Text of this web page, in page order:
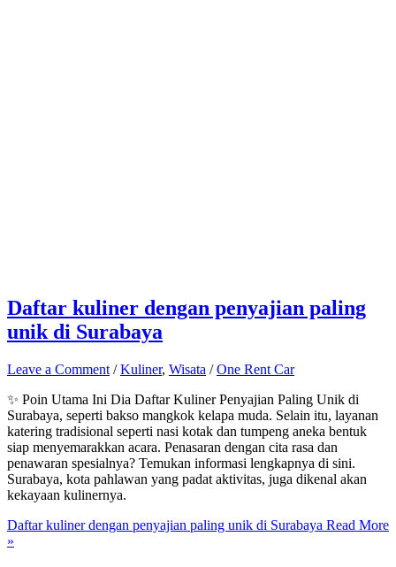
Daftar kuliner dengan penyajian paling
unik di Surabaya
Leave a Comment /Kuliner, Wisata /One Rent Car
✨ Poin Utama Ini Dia Daftar Kuliner Penyajian Paling Unik di
Surabaya, seperti bakso mangkok kelapa muda. Selain itu, layanan
katering tradisional seperti nasi kotak dan tumpeng aneka bentuk
siap menyemarakkan acara. Penasaran dengan cita rasa dan
penawaran spesialnya? Temukan informasi lengkapnya di sini.
Surabaya, kota pahlawan yang padat aktivitas, juga dikenal akan
kekayaan kulinernya.
Daftar kuliner dengan penyajian paling unik di Surabaya Read More
»